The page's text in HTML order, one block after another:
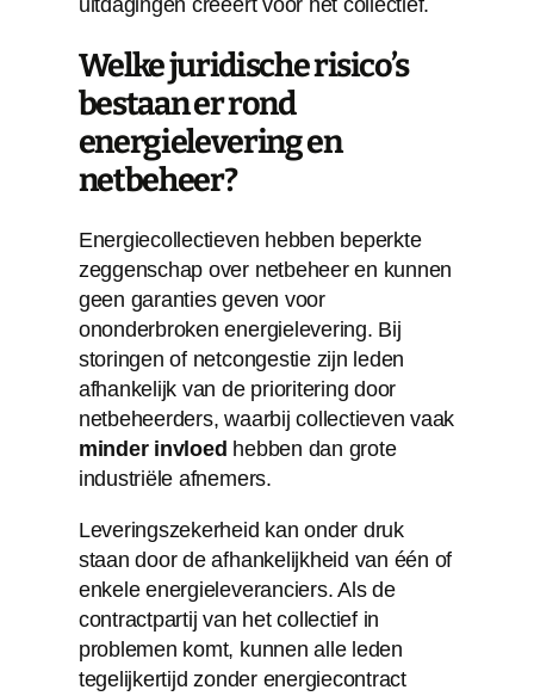
Welke juridische risico’s
bestaan er rond
energielevering en
netbeheer?
Energiecollectieven hebben beperkte
zeggenschap over netbeheer en kunnen
geen garanties geven voor
ononderbroken energielevering. Bij
storingen of netcongestie zijn leden
afhankelijk van de prioritering door
netbeheerders, waarbij collectieven vaak
minder invloed hebben dan grote
industriële afnemers.
Leveringszekerheid kan onder druk
staan door de afhankelijkheid van één of
enkele energieleveranciers. Als de
contractpartij van het collectief in
problemen komt, kunnen alle leden
tegelijkertijd zonder energiecontract